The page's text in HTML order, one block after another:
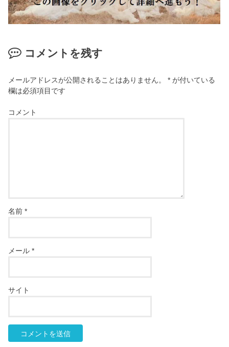
コメントを残す
メールアドレスが公開されることはありません。 * が付いている
欄は必須項目です
コメント
名前*
メール*
サイト